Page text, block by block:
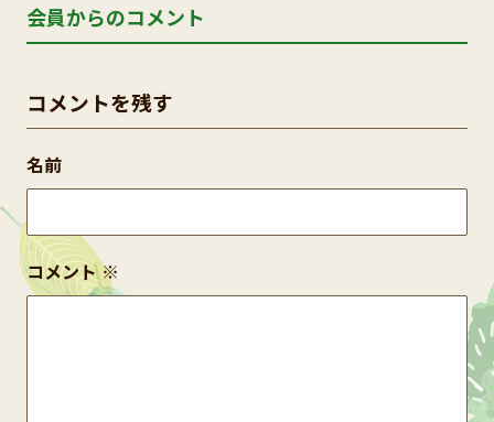
会員からのコメント
コメントを残す
コメント※
名前